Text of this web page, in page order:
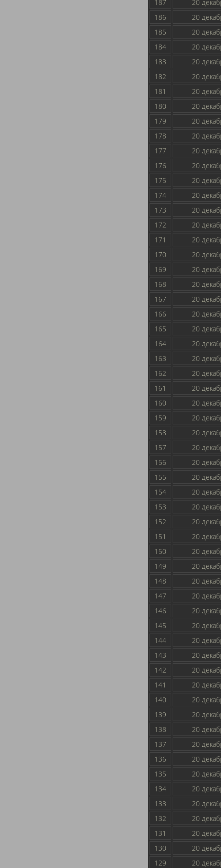
187
20
186
20
185
20
184
20
183
20
182
20
181
20
180
20
179
20
178
20
177
20
176
20
175
20
174
20
173
20
172
20
171
20
170
20
169
20
168
20
167
20
166
20
165
20
164
20
163
20
162
20
161
20
160
20
159
20
158
20
157
20
156
20
155
20
154
20
153
20
152
20
151
20
150
20
149
20
148
20
147
20
146
20
145
20
144
20
143
20
142
20
141
20
140
20
139
20
138
20
137
20
136
20
135
20
134
20
133
20
132
20
131
20
130
20
129
20